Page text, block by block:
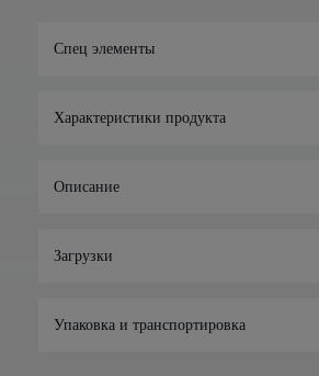
Спец элементы
Характеристики продукта
Описание
Загрузки
Упаковка и транспортировка